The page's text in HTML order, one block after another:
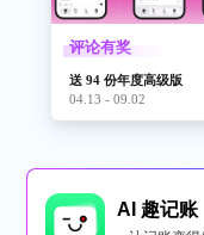
评论有奖
送 94 份年度高级版
04.13 - 09.02
AI 趣记账